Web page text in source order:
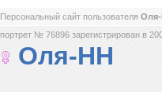
Персональный сайт пользователя
портрет № 76896 зарегистрирован в
Оля-НН